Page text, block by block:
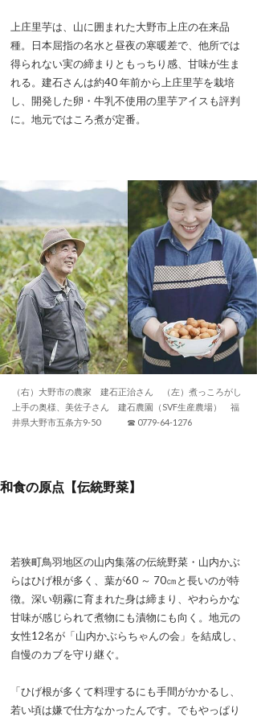
上庄里芋は、山に囲まれた大野市上庄の在来品
種。日本屈指の名水と昼夜の寒暖差で、他所では
得られない実の締まりともっちり感、甘味が生ま
れる。建石さんは約40 年前から上庄里芋を栽培
し、開発した卵・牛乳不使用の里芋アイスも評判
に。地元ではころ煮が定番。
（右）大野市の農家 建石正治さん （左）煮っころがし
上手の奥様、美佐子さん 建石農園（SVF生産農場） 福
井県大野市五条方9-50 ☎ 0779-64-1276
和食の原点【伝統野菜】
若狭町鳥羽地区の山内集落の伝統野菜・山内かぶ
らはひげ根が多く、葉が60 ～ 70㎝と長いのが特
徴。深い朝霧に育まれた身は締まり、やわらかな
甘味が感じられて煮物にも漬物にも向く。地元の
女性12名が「山内かぶらちゃんの会」を結成し、
自慢のカブを守り継ぐ。
「ひげ根が多くて料理するにも手間がかかるし、
若い頃は嫌で仕方なかったんです。でもやっぱり